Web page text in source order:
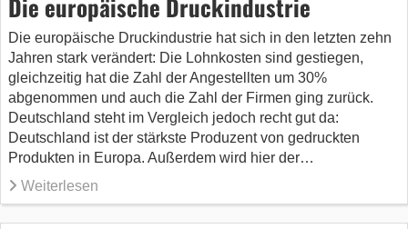
Die europäische Druckindustrie hat sich in den letzten zehn
Jahren stark verändert: Die Lohnkosten sind gestiegen,
gleichzeitig hat die Zahl der Angestellten um 30%
abgenommen und auch die Zahl der Firmen ging zurück.
Deutschland steht im Vergleich jedoch recht gut da:
Deutschland ist der stärkste Produzent von gedruckten
Produkten in Europa. Außerdem wird hier der…
Weiterlesen